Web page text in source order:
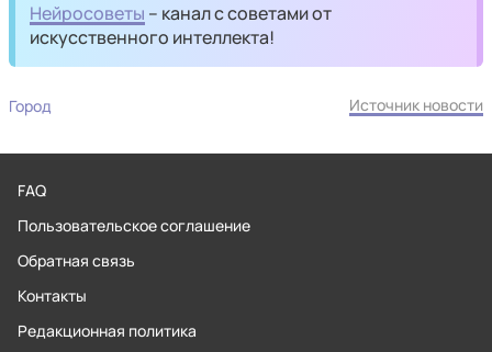
Нейросоветы – канал с советами от
искусственного интеллекта!
Город Источник новости
FAQ
Пользовательское соглашение
Обратная связь
Контакты
Редакционная политика